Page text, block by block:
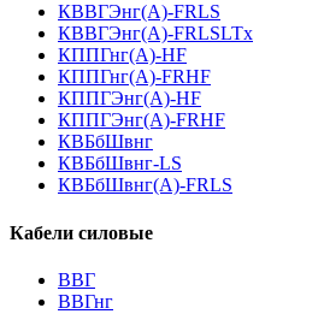
КВВГЭнг(А)-FRLS
КВВГЭнг(А)-FRLSLTx
КППГнг(А)-HF
КППГнг(А)-FRHF
КППГЭнг(А)-HF
КППГЭнг(А)-FRHF
КВБбШвнг
КВБбШвнг-LS
КВБбШвнг(А)-FRLS
Кабели силовые
ВВГ
ВВГнг